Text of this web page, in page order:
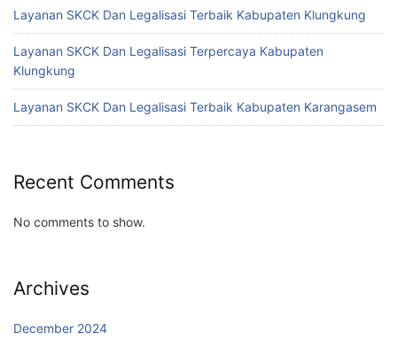
Layanan SKCK Dan Legalisasi Terbaik Kabupaten Klungkung
Layanan SKCK Dan Legalisasi Terpercaya Kabupaten
Klungkung
Layanan SKCK Dan Legalisasi Terbaik Kabupaten Karangasem
Recent Comments
No comments to show.
Archives
December 2024